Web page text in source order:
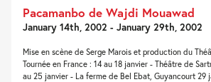
Pacamanbo de Wajdi Mouawad
January 14th, 2002 - January 29th, 2002
Mise en scène de Serge Marois et production du
Tournée en France : 14 au 18 janvier - Théâtre de
au 25 janvier - La ferme de Bel Ebat, Guyancourt 29